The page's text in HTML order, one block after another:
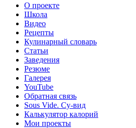
О проекте
Школа
Видео
Рецепты
Кулинарный словарь
Статьи
Заведения
Резюме
Галерея
YouTube
Обратная связь
Sous Vide. Су-вид
Калькулятор калорий
Мои проекты